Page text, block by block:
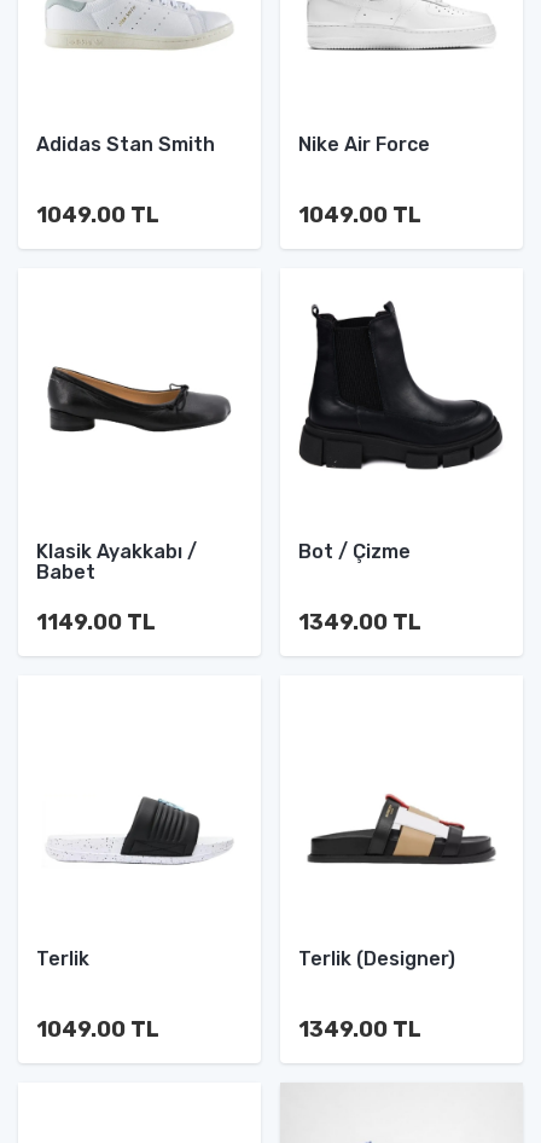
Adidas Stan Smith
1049.00 TL
Nike Air Force
1049.00 TL
Klasik Ayakkabı /
Babet
1149.00 TL
Bot / Çizme
1349.00 TL
Terlik
1049.00 TL
Terlik (Designer)
1349.00 TL